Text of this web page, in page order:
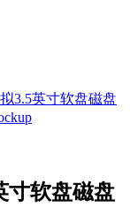
3.5英寸软盘磁盘
寸软盘磁盘